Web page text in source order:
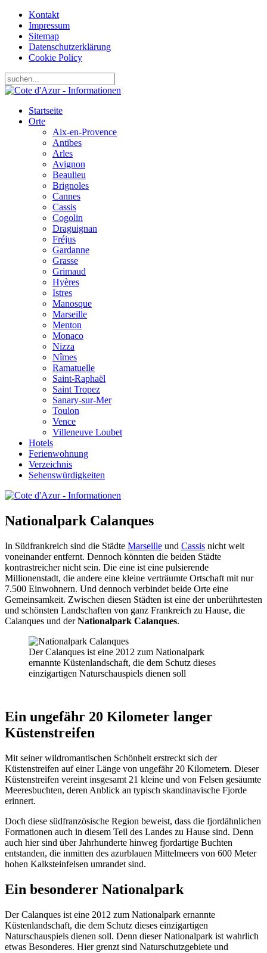
Kontakt
Impressum
Sitemap
Datenschutzerklärung
Cookie Policy
Startseite
Orte
Aix-en-Provence
Antibes
Arles
Avignon
Beaulieu
Brignoles
Cannes
Cassis
Cogolin
Draguignan
Fréjus
Gardanne
Grasse
Grimaud
Hyères
Istres
Manosque
Marseille
Menton
Monaco
Nizza
Nîmes
Ramatuelle
Saint-Raphaël
Saint Tropez
Sanary-sur-Mer
Toulon
Vence
Villeneuve Loubet
Hotels
Ferienwohnung
Verzeichnis
Sehenswürdigkeiten
Nationalpark Calanques
In Südfrankreich sind die Städte Marseille und Cassis nicht weit
voneinander entfernt. Dennoch könnten die beiden Städte
kontrastreicher nicht sein. Die eine ist eine pulsierende
Millionenstadt, die andere eine kleine verträumte Ortschaft mit nur
7.500 Einwohnern. Und dennoch verbindet beide Orte eine
Gemeinsamkeit. Zwischen diesen Städten ist eine der unberührtesten
und schönsten Landschaften von ganz Frankreich zu Hause, die
Calanques und derNationalpark Calanques.
Der Calanques ist eine 2012 zum Nationalpark
ernannte Küstenlandschaft, die dem Schutz dieses
einzigartigen Naturschauspiels dienen soll
Ein ungefähr 20 Kilometer langer
Küstenstreifen
Mit seiner wildromantischen Schönheit erstreckt sich der
Küstenstreifen auf einer Länge von ungefähr 20 Kilometern. Dieser
Küstenstreifen vereint insgesamt 21 kleine und von Felsen gesäumte
Meeresbuchten, deren Anblick an typisch skandinavische Fjorde
erinnert.
Doch diese südfranzösische Region beweist, dass die fjordähnlichen
Formationen auch in diesem Teil des Landes zu Hause sind. Denn
auch hier sind über Jahrhunderte hinweg fjordartige Buchten
entstanden, die inmitten des azurblauen Mittelmeers von 600 Meter
hohen Kalksteinfelsen umrandet sind.
Ein besonderer Nationalpark
Der Calanques ist eine 2012 zum Nationalpark ernannte
Küstenlandschaft, die dem Schutz dieses einzigartigen
Naturschauspiels dienen soll. Denn dieser Nationalpark ist wahrlich
etwas Besonderes. Hier grenzt sind Naturschutzgebiete und